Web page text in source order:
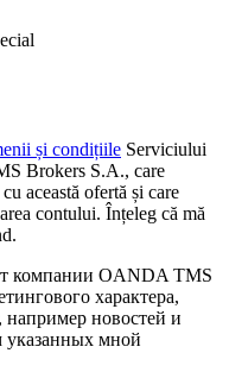
și condițiile Serviciului
Brokers S.A., care
această ofertă și care
contului. Înțeleg că mă
компании OANDA TMS
характера,
например новостей и
указанных мной